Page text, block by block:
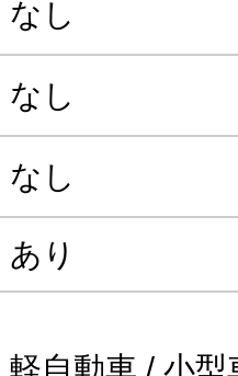
なし
なし
なし
あり
軽自動車 / 小型